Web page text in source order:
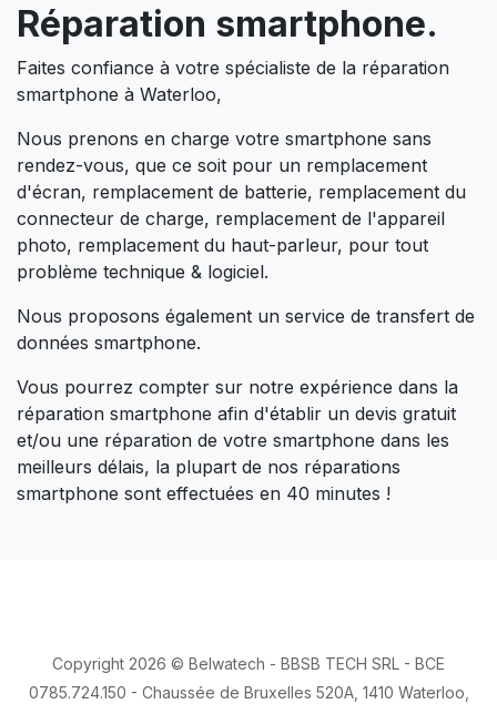
Réparation smartphone.
Faites confiance à votre spécialiste de la réparation
smartphone à Waterloo,
Nous prenons en charge votre smartphone sans
rendez-vous, que ce soit pour un remplacement
d'écran, remplacement de batterie, remplacement du
connecteur de charge, remplacement de l'appareil
photo, remplacement du haut-parleur, ​pour tout
problème technique & logiciel.
Nous proposons également un service de transfert de
données smartphone.
​Vous pourrez compter sur notre expérience dans la
réparation smartphone afin d'établir un devis gratuit
et/ou une réparation de votre smartphone dans les
meilleurs délais, la plupart de nos réparations
smartphone sont effectuées en 40 minutes !
Copyright 2026 © Belwatech - BBSB TECH SRL - BCE
0785.724.150 - Chaussée de Bruxelles 520A, 1410 Waterloo,